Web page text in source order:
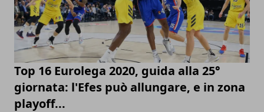
Top 16 Eurolega 2020, guida alla 25°
giornata: l'Efes può allungare, e in zona
playoff...